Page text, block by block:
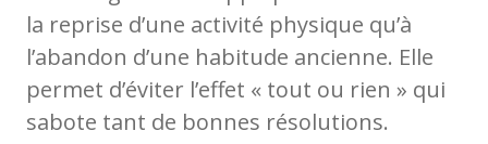
la reprise d’une activité physique qu’à
l’abandon d’une habitude ancienne. Elle
permet d’éviter l’effet « tout ou rien » qui
sabote tant de bonnes résolutions.